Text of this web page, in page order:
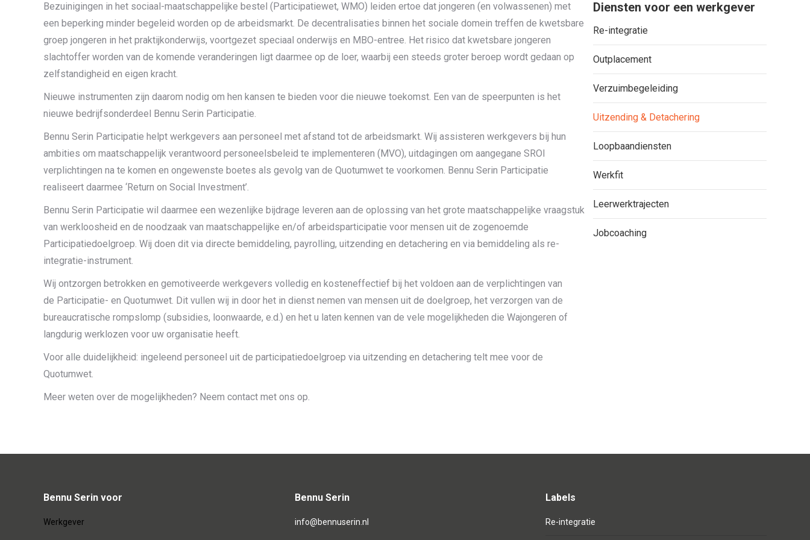
Bezuinigingen in het sociaal-maatschappelijke bestel (Participatiewet, WMO) leiden ertoe dat jongeren (en volwassenen) met
een beperking minder begeleid worden op de arbeidsmarkt. De decentralisaties binnen het sociale domein treffen de kwetsbare
groep jongeren in het praktijkonderwijs, voortgezet speciaal onderwijs en MBO-entree. Het risico dat kwetsbare jongeren
slachtoffer worden van de komende veranderingen ligt daarmee op de loer, waarbij een steeds groter beroep wordt gedaan op
zelfstandigheid en eigen kracht.
Nieuwe instrumenten zijn daarom nodig om hen kansen te bieden voor die nieuwe toekomst. Een van de speerpunten is het
nieuwe bedrijfsonderdeel Bennu Serin Participatie.
Bennu Serin Participatie helpt werkgevers aan personeel met afstand tot de arbeidsmarkt. Wij assisteren werkgevers bij hun
ambities om maatschappelijk verantwoord personeelsbeleid te implementeren (MVO), uitdagingen om aangegane SROI
verplichtingen na te komen en ongewenste boetes als gevolg van de Quotumwet te voorkomen. Bennu Serin Participatie
realiseert daarmee ‘Return on Social Investment’.
Bennu Serin Participatie wil daarmee een wezenlijke bijdrage leveren aan de oplossing van het grote maatschappelijke vraagstuk
van werkloosheid en de noodzaak van maatschappelijke en/of arbeidsparticipatie voor mensen uit de zogenoemde
Participatiedoelgroep. Wij doen dit via directe bemiddeling, payrolling, uitzending en detachering en via bemiddeling als re-
integratie-instrument.
Wij ontzorgen betrokken en gemotiveerde werkgevers volledig en kosteneffectief bij het voldoen aan de verplichtingen van
de Participatie- en Quotumwet. Dit vullen wij in door het in dienst nemen van mensen uit de doelgroep, het verzorgen van de
bureaucratische rompslomp (subsidies, loonwaarde, e.d.) en het u laten kennen van de vele mogelijkheden die Wajongeren of
langdurig werklozen voor uw organisatie heeft.
Voor alle duidelijkheid: ingeleend personeel uit de participatiedoelgroep via uitzending en detachering telt mee voor de
Quotumwet.
Meer weten over de mogelijkheden? Neem contact met ons op.
Diensten voor een werkgever
Re-integratie
Outplacement
Verzuimbegeleiding
Uitzending & Detachering
Loopbaandiensten
Werkfit
Leerwerktrajecten
Jobcoaching
Bennu Serin voor
Werkgever
Bennu Serin
info@bennuserin.nl
Labels
Re-integratie